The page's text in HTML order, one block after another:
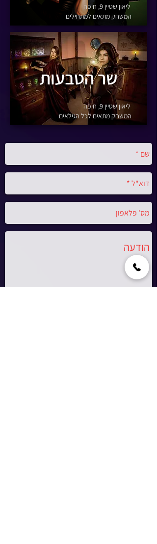
המשחק מתאים למתחילים
ליאון שטיין 9, חיפה
שר הטבעות
המשחק מתאים לכל הגילאים
ליאון שטיין 9, חיפה